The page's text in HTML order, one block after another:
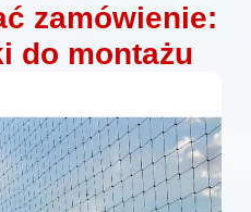
zamówienie:
do montażu